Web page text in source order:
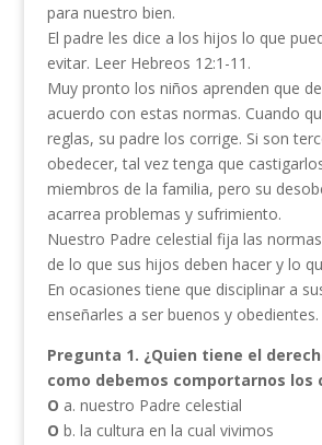
para nuestro bien.
El padre les dice a los hijos lo que
evitar. Leer Hebreos 12:1-11.
Muy pronto los niños aprenden que
acuerdo con estas normas. Cuando
reglas, su padre los corrige. Si son
obedecer, tal vez tenga que
miembros de la familia, pero su
acarrea problemas y sufrimiento.
Nuestro Padre celestial fija las
de lo que sus hijos deben hacer y lo
En ocasiones tiene que disciplinar a
enseñarles a ser buenos y obedientes.
Pregunta 1. ¿Quien tiene el
como debemos comportarnos los
O a. nuestro Padre celestial
O b. la cultura en la cual vivimos